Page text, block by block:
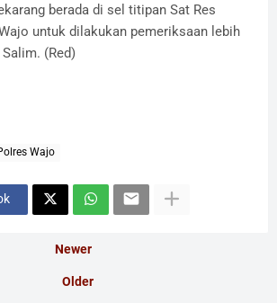
berada di sel titipan Sat Res
untuk dilakukan pemeriksaan lebih
(Red)
Wajo
Newer
Older